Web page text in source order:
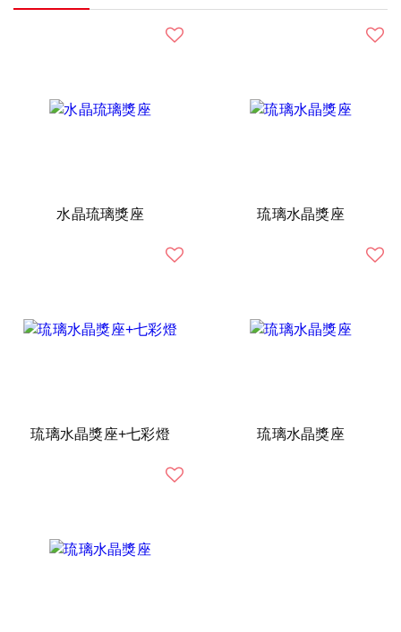
水晶琉璃獎座 琉璃水晶獎座
琉璃水晶獎座+七彩燈 琉璃水晶獎座